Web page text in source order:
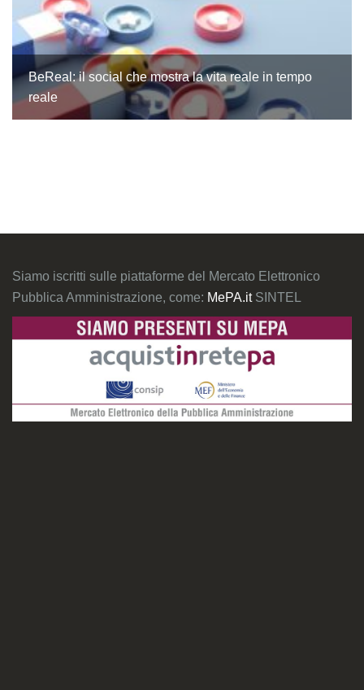
BeReal: il social che mostra la vita reale in tempo
reale
Siamo iscritti sulle piattaforme del Mercato Elettronico
Pubblica Amministrazione, come: MePA.it SINTEL